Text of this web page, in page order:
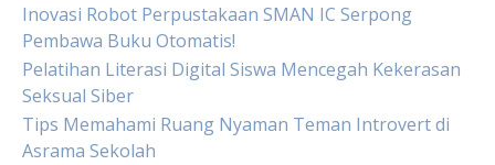
Inovasi Robot Perpustakaan SMAN IC Serpong
Pembawa Buku Otomatis!
Pelatihan Literasi Digital Siswa Mencegah Kekerasan
Seksual Siber
Tips Memahami Ruang Nyaman Teman Introvert di
Asrama Sekolah